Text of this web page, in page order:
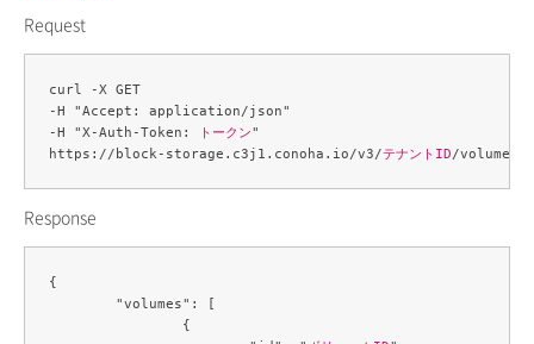
Request
curl -X GET
-H "Accept: application/json"
-H "X-Auth-Token:
トークン"
https://block-storage.c3j1.conoha.io/v3/テナントID
Response
{